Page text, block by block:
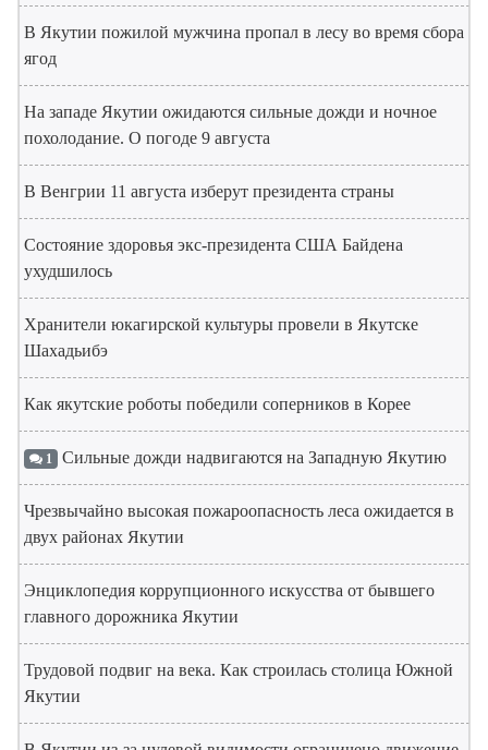
В Якутии пожилой мужчина пропал в лесу во время сбора
ягод
На западе Якутии ожидаются сильные дожди и ночное
похолодание. О погоде 9 августа
В Венгрии 11 августа изберут президента страны
Состояние здоровья экс-президента США Байдена
ухудшилось
Хранители юкагирской культуры провели в Якутске
Шахадьибэ
Как якутские роботы победили соперников в Корее
1 Сильные дожди надвигаются на Западную Якутию
Чрезвычайно высокая пожароопасность леса ожидается в
двух районах Якутии
Энциклопедия коррупционного искусства от бывшего
главного дорожника Якутии
Трудовой подвиг на века. Как строилась столица Южной
Якутии